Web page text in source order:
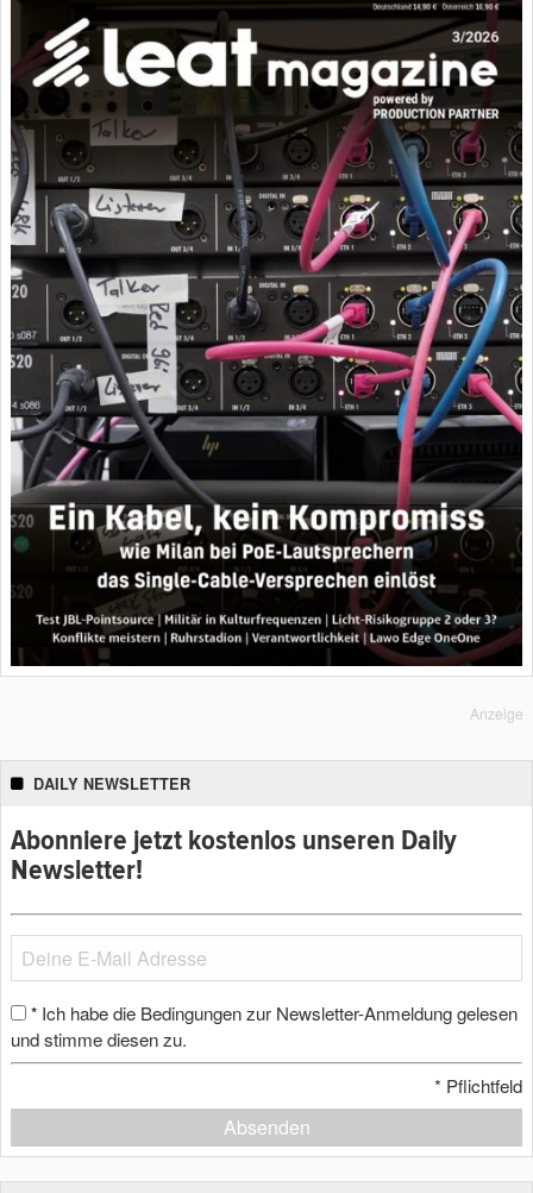
Anzeige
DAILY NEWSLETTER
Abonniere jetzt kostenlos unseren Daily
Newsletter!
* Ich habe die Bedingungen zur Newsletter-Anmeldung gelesen
und stimme diesen zu.
* Pflichtfeld
Absenden